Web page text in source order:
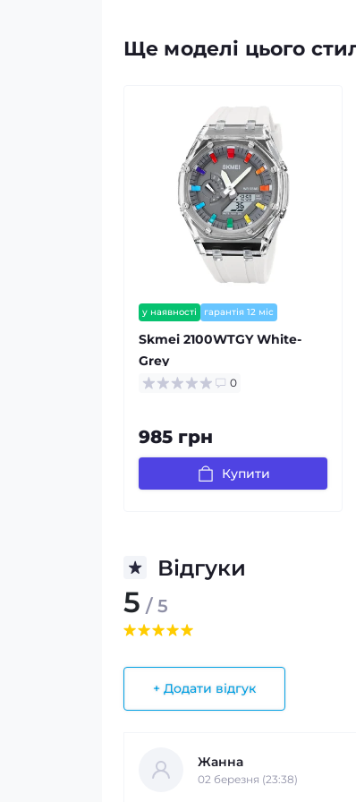
Ще моделі цього
у наявності гарантія 12 міс
Skmei 2100WTGY White-
Grey
0
985 грн
Купити
Відгуки
5 / 5
+ Додати відгук
Жанна
02 березня (23:38)